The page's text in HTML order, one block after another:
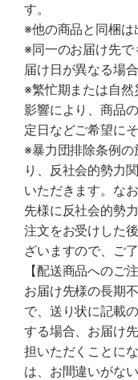
す。
※他の商品と同梱は
※同一のお届け先
届け日が異なる場
※繁忙期または自然
影響により、商品
定日などご希望に
※暴力団排除条例
り、反社会的勢力
いただきます。な
先様に反社会的勢
注文をお受けした
ざいますので、ご
【配送商品へのご
お届け先様の長期
で、送り状に記載
する場合、お届け
担いただくことに
は、お間違いがな